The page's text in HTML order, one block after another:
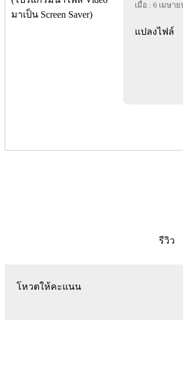
เมื่อ : 6 เมษาย
แปลงไฟล์
รีวิว
โหวตให้คะแนน